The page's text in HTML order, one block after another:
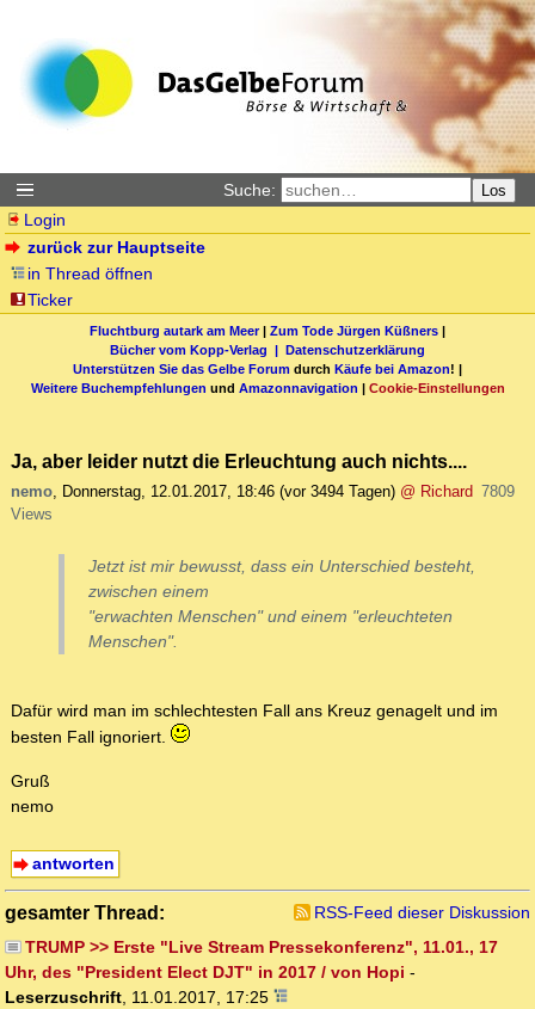
Suche: Los
Login
zurück zur Hauptseite
in Thread öffnen
Ticker
Fluchtburg autark am Meer| Zum Tode Jürgen Küßners |
Bücher vom Kopp-Verlag | Datenschutzerklärung
Unterstützen Sie das Gelbe Forum durch Käufe bei Amazon! |
Weitere Buchempfehlungen und Amazonnavigation | Cookie-Einstellungen
Ja, aber leider nutzt die Erleuchtung auch nichts....
nemo, Donnerstag, 12.01.2017, 18:46 (vor 3494 Tagen) @ Richard 7809
Views
Jetzt ist mir bewusst, dass ein Unterschied besteht,
zwischen einem
"erwachten Menschen" und einem "erleuchteten
Menschen".
Dafür wird man im schlechtesten Fall ans Kreuz genagelt und im
besten Fall ignoriert.
Gruß
nemo
antworten
gesamter Thread:
RSS-Feed dieser Diskussion
TRUMP >> Erste "Live Stream Pressekonferenz", 11.01., 17
Uhr, des "President Elect DJT" in 2017 / von Hopi -
Leserzuschrift, 11.01.2017, 17:25